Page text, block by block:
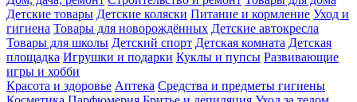
Детские товары Детские коляски Питание и кормление Уход и
гигиена Товары для новорождённых Детские автокресла
Товары для школы Детский спорт Детская комната Детская
площадка Игрушки и подарки Куклы и пупсы Развивающие
игры и хобби
Красота и здоровье Аптека Средства и предметы гигиены